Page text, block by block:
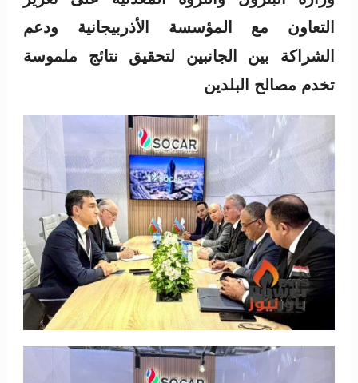
التعاون مع المؤسسة الأذربيجانية ودعم
الشراكة بين الجانبين لتحقيق نتائج ملموسة
تخدم مصالح البلدين